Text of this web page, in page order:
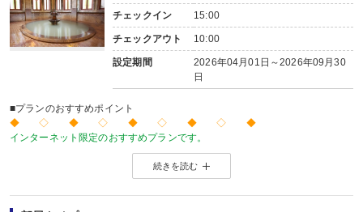
チェックイン 15:00
チェックアウト 10:00
設定期間
2026年04月01日～2026年09月30
日
■プランのおすすめポイント
◆ ◇ ◆ ◇ ◆ ◇ ◆ ◇ ◆
インターネット限定のおすすめプランです。
温泉旅館から市内のホテルまで人気のお宿をご用意！
※店頭・電話・メールでのお問合せや申込みは出来ません。
◆ ◇ ◆ ◇ ◆ ◇ ◆ ◇ ◆
【ご案内】
続きを読む